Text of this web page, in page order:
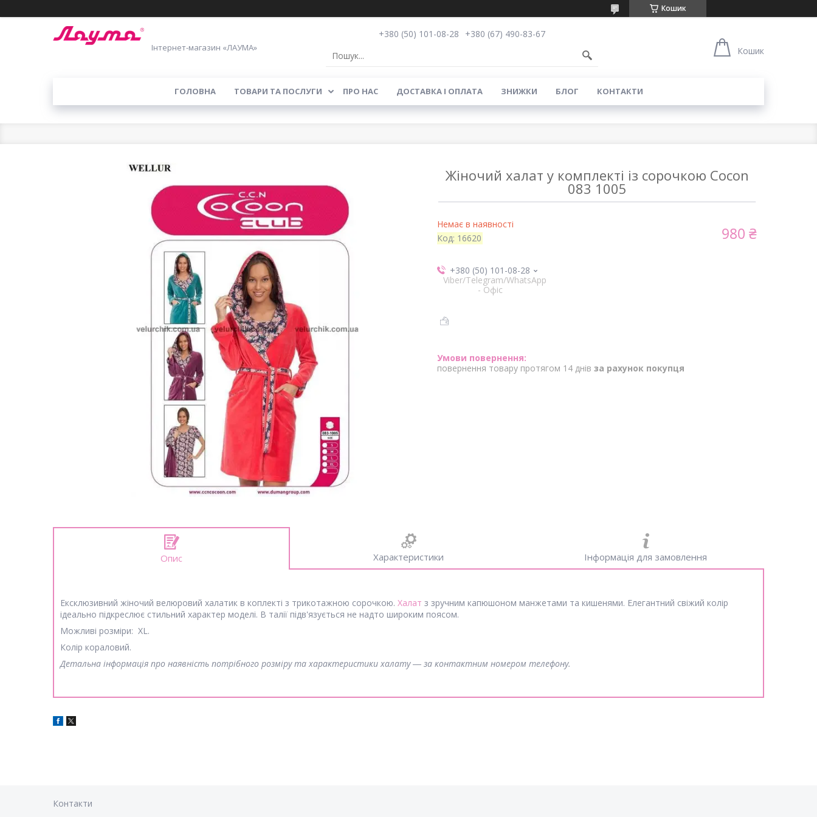
Кошик
Інтернет-магазин «ЛАУМА»
+380 (50) 101-08-28
+380 (67) 490-83-67
Кошик
ГОЛОВНА ТОВАРИ ТА ПОСЛУГИ ПРО НАС ДОСТАВКА І ОПЛАТА ЗНИЖКИ БЛОГ КОНТАКТИ
Жіночий халат у комплекті із сорочкою Cocon
083 1005
Немає в наявності
Код: 16620 980 ₴
+380 (50) 101-08-28
Viber/Telegram/WhatsApp
- Офіс
повернення товару протягом 14 днів за рахунок покупця
Опис Характеристики Інформація для замовлення
Ексклюзивний жіночий велюровий халатик в коплекті з трикотажною сорочкою. Халат з зручним капюшоном манжетами та кишенями. Елегантний свіжий колір
ідеально підкреслює стильний характер моделі. В талії підв'язується не надто широким поясом.
Можливі розміри: XL.
Колір кораловий.
Детальна інформація про наявність потрібного розміру та характеристики халату ― за контактним номером телефону.
Контакти